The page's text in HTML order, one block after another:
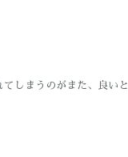
しまうのがまた、良いと